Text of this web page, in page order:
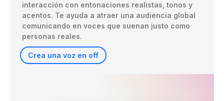
interacción con entonaciones realistas, tonos y
acentos. Te ayuda a atraer una audiencia global
comunicando en voces que suenan justo como
personas reales.
Crea una voz en off